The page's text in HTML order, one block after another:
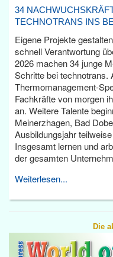
34
TECHNOTRANS INS
Eigene Projekte
schnell Verantwortung
2026 machen 34 junge
Schritte bei technotrans.
Thermomanagement-
Fachkräfte von morgen
an. Weitere Talente
Meinerzhagen, Bad
Ausbildungsjahr
Insgesamt lernen und
der gesamten
Weiterlesen...
Die